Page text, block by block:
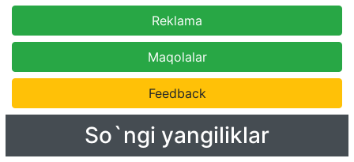
Reklama
Maqolalar
Feedback
So`ngi yangiliklar